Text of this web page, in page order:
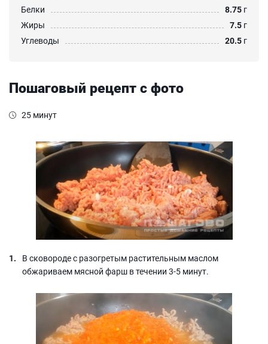
Белки
8.75 г
Жиры
7.5 г
Углеводы
20.5 г
Пошаговый рецепт с фото
25 минут
В сковороде с разогретым растительным маслом
обжариваем мясной фарш в течении 3-5 минут.